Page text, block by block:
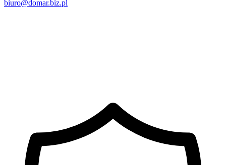
biuro@domar.biz.pl